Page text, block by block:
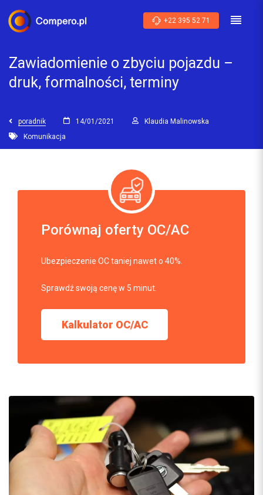
+22 395 52 71
Zawiadomienie o zbyciu pojazdu –
druk, formalności, terminy
poradnik 14/01/2021
Klaudia Malinowska
Komunikacja
Porównaj oferty OC/AC
Ubezpieczenie OC taniej nawet o 40%.
Sprawdź swoją cenę w 5 minut.
Kalkulator OC/AC